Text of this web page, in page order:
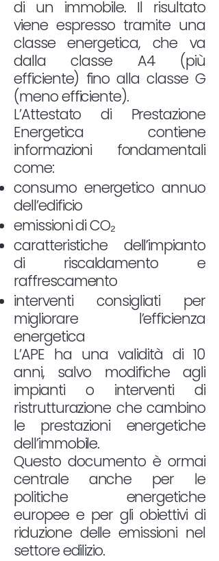
di un immobile. Il risultato
viene espresso tramite una
classe energetica, che va
dalla classe A4 (più
efficiente) fino alla classe G
(meno efficiente).
L’Attestato di Prestazione
Energetica contiene
informazioni fondamentali
come:
consumo energetico annuo
dell’edificio
emissioni di CO₂
caratteristiche dell’impianto
di riscaldamento e
raffrescamento
interventi consigliati per
migliorare l’efficienza
energetica
L’APE ha una validità di 10
anni, salvo modifiche agli
impianti o interventi di
ristrutturazione che cambino
le prestazioni energetiche
dell’immobile.
Questo documento è ormai
centrale anche per le
politiche energetiche
europee e per gli obiettivi di
riduzione delle emissioni nel
settore edilizio.